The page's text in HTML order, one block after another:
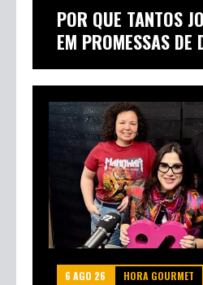
POR QUE TANTOS
EM PROMESSAS DE
6 AGO 26 HORA GOURMET